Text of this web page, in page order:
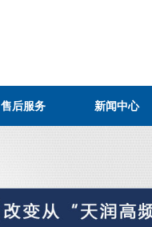
售后服务 新闻中心